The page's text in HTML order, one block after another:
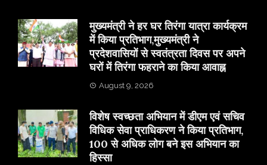
मुख्यमंत्री ने हर घर तिरंगा यात्रा कार्यक्रम
में किया प्रतिभाग,मुख्यमंत्री ने
प्रदेशवासियों से स्वतंत्रता दिवस पर अपने
घरों में तिरंगा फहराने का किया आवाह्न
August 9, 2026
विशेष स्वच्छता अभियान में डीएम एवं सचिव
विधिक सेवा प्राधिकरण ने किया प्रतिभाग,
100 से अधिक लोग बने इस अभियान का
हिस्सा